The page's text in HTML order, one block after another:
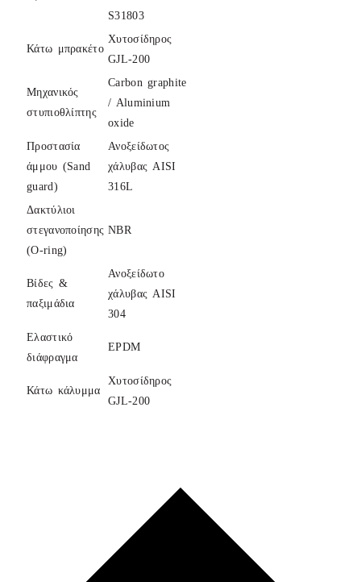
S31803
Κάτω μπρακέτο
Χυτοσίδηρος
GJL-200
Μηχανικός
στυπιοθλίπτης
Carbon graphite
/ Aluminium
oxide
Προστασία
άμμου (Sand
guard)
Ανοξείδωτος
χάλυβας AISI
316L
Δακτύλιοι
στεγανοποίησης
(O-ring)
NBR
Βίδες &
παξιμάδια
Ανοξείδωτο
χάλυβας AISI
304
Ελαστικό
διάφραγμα
EPDM
Κάτω κάλυμμα
Χυτοσίδηρος
GJL-200